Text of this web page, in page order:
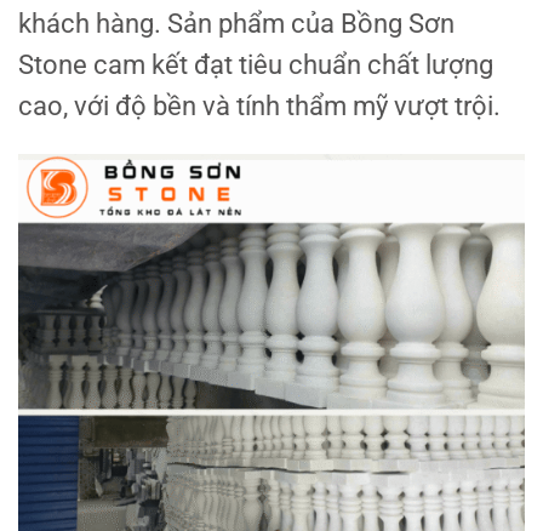
khách hàng. Sản phẩm của Bồng Sơn
Stone cam kết đạt tiêu chuẩn chất lượng
cao, với độ bền và tính thẩm mỹ vượt trội.